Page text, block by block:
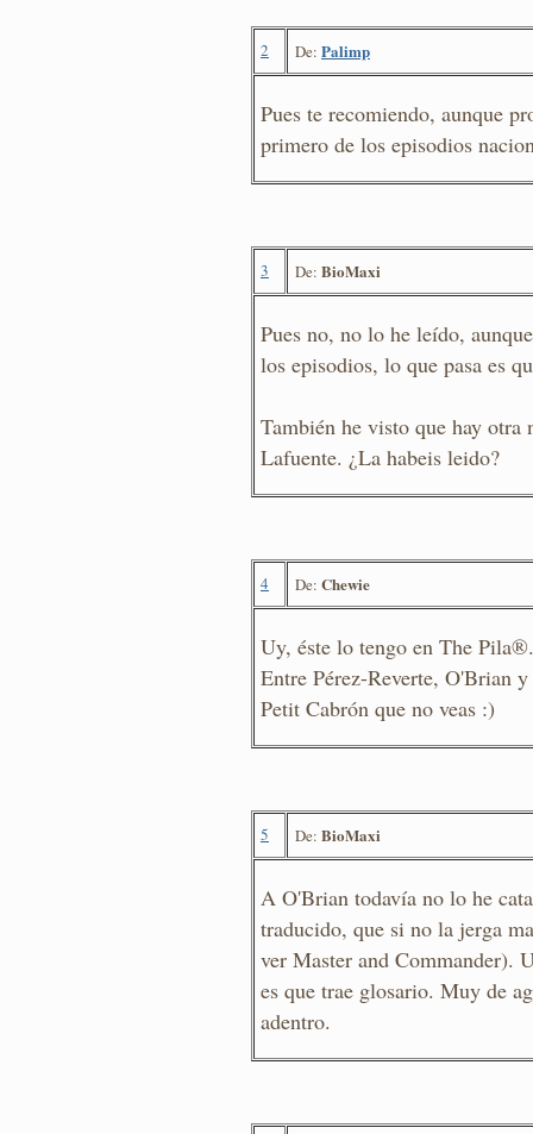
2 De: Palimp
Pues te recomiendo, aunque
primero de los episodios
3 De: BioMaxi
Pues no, no lo he leído,
los episodios, lo que pasa es
También he visto que hay otra
Lafuente. ¿La habeis leido?
4 De: Chewie
Uy, éste lo tengo en The
Entre Pérez-Reverte, O'Brian
Petit Cabrón que no veas :)
5 De: BioMaxi
A O'Brian todavía no lo he
traducido, que si no la jerga
ver Master and Commander).
es que trae glosario. Muy de
adentro.